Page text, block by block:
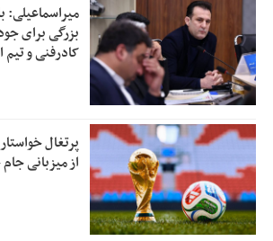
میراسماعیلی:
بزرگی برای
کادرفنی و تیم
پرتغال
از میزبانی جام